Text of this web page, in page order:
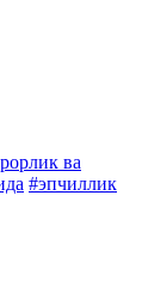
ва
#эпчиллик